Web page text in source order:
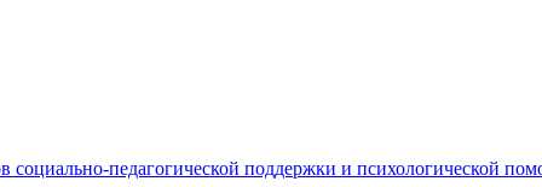
педагогической поддержки и психологической